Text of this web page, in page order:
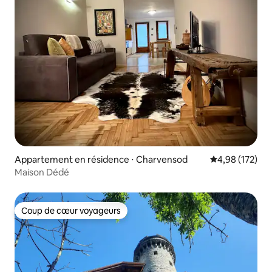
Appartement en résidence ⋅ Charvensod Évaluation
4,98 (172)
Maison Dédé
Coup de cœur voyageurs
Coup de cœur voyageurs